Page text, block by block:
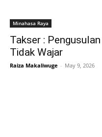
Minahasa Raya
Takser :
Tidak Wajar
Raiza Makaliwuge - May 9, 2026